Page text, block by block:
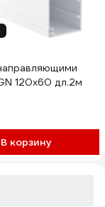
120x60 дл.2м
В корзину